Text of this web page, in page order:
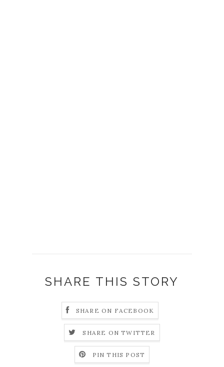
SHARE THIS STORY
SHARE ON FACEBOOK
SHARE ON TWITTER
PIN THIS POST